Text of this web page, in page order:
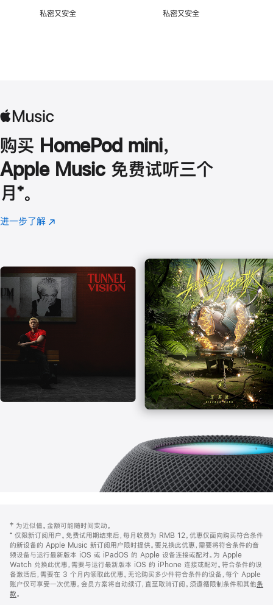
私密又安全 私密又安全
购买 HomePod mini，
Apple Music 免费试听三个
月 脚
注
⁺。
进一步了解 Apple
(在
口
中
打
开)
页
页
脚
注
‡ 为近似值。金额可能随时间变动。
⁺ 仅限新订阅用户。免费试用期结束后，每月收费为 RMB 12。优惠仅面向购买符合条件
的新设备的 Apple Music 新订阅用户限时提供。要兑换此优惠，需要将符合条件的音
频设备与运行最新版本 iOS 或 iPadOS 的 Apple 设备连接或配对。为 Apple
Watch 兑换此优惠，需要与运行最新版本 iOS 的 iPhone 连接或配对。符合条件的设
备激活后，需要在 3 个月内领取此优惠。无论购买多少件符合条件的设备，每个 Apple
账户仅可享受一次优惠。会员方案将自动续订，直至取消订阅。须遵循限制条件和其他条
款。